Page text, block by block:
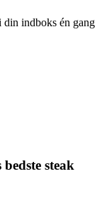
din indboks én gang
steak